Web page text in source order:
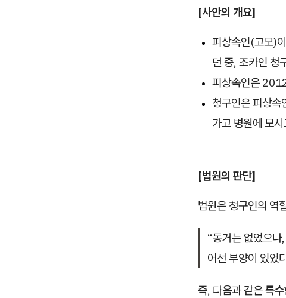
[사안의 개요]
피상속인(고모)
던 중, 조카인 청
피상속인은
청구인은 피상속
가고 병원에 모
[법원의 판단]
법원은 청구인의 역
“동거는 없었으나
어선 부양이 있었
즉, 다음과 같은특